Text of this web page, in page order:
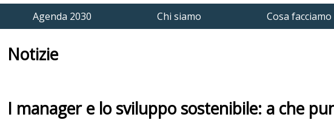
Agenda 2030 Chi siamo Cosa facciamo
Notizie
I manager e lo sviluppo sostenibile: a che